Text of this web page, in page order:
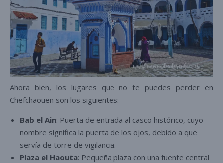
Ahora bien, los lugares que no te puedes perder en
Chefchaouen son los siguientes:
Bab el Ain: Puerta de entrada al casco histórico, cuyo
nombre significa la puerta de los ojos, debido a que
servía de torre de vigilancia.
Plaza el Haouta: Pequeña plaza con una fuente central